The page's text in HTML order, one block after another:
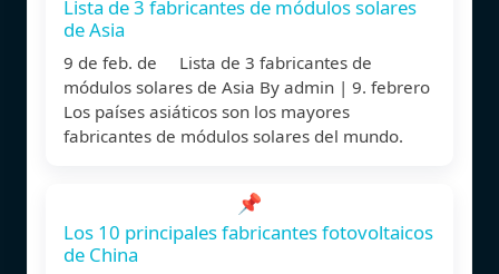
Lista de 3 fabricantes de módulos solares
de Asia
9 de feb. de Lista de 3 fabricantes de
módulos solares de Asia By admin | 9. febrero
Los países asiáticos son los mayores
fabricantes de módulos solares del mundo.
📌
Los 10 principales fabricantes fotovoltaicos
de China